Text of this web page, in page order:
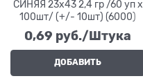
СИНЯЯ 23х43 2,4 гр /60 уп х
100шт/ (+/- 10шт) (6000)
0,69 руб./Штука
ДОБАВИТЬ